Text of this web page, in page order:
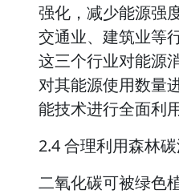
强化，减少能源强
交通业、建筑业等
这三个行业对能源
对其能源使用数量
能技术进行全面利用
2.4 合理利用森林
二氧化碳可被绿色